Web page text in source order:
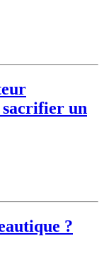
sacrifier un
?